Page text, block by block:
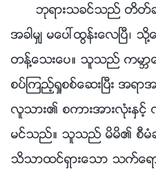
ဘုရားသခင္သည္ တိတ္ဆိ
အခါမွ် မေပၚထြန္းေလၿပီ၊
တန႔္ေသးေပ။ သူသည္ ကမာၻ
စပ္ၾကည့္ရႈစစ္ေဆးၿပီး အရ
လူသား၏ စကားအားလုံးႏွင့္
မင္သည္။ သူသည္ မိမိ၏ စီမံခ
သိသာထင္ရွားေသာ သက္ေရာက္